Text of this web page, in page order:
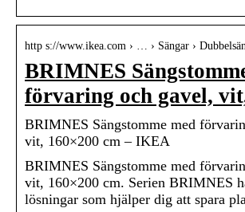
http s://www.ikea.com › … › Sängar ›
BRIMNES
förvaring och gavel,
BRIMNES Sängstomme med
vit, 160×200 cm – IKEA
BRIMNES Sängstomme med
vit, 160×200 cm. Serien BRIMNES
lösningar som hjälper dig att spara